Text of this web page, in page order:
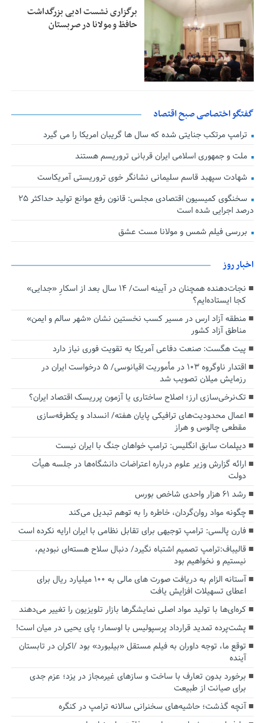
برگزاری نشست ادبی بزرگداشت
حافظ و مولانا در صربستان
گفتگو اختصاصی صبح اقتصاد
ترامپ مرتکب جنایتی شده که سال ها گریبان امریکا را می گیرد
ملت و جمهوری اسلامی ایران قربانی تروریسم هستند
شهادت سپهبد قاسم سلیمانی نشانگر خوی تروریستی آمریکاست
سخنگوی کمیسیون اقتصادی مجلس: قانون رفع موانع تولید حداکثر ۲۵
درصد اجرایی شده است
بررسی فیلم شمس و مولانا مست عشق
اخبار روز
نجات‌دهنده‌ همچنان در آیینه است/ ۱۴ سال بعد از اسکارِ «جدایی»
کجا ایستاده‌ایم؟
منطقه آزاد ارس در مسیر کسب نخستین نشان «شهر سالم و ایمن»
مناطق آزاد کشور
پیت هگست: صنعت دفاعی آمریکا به تقویت فوری نیاز دارد
اقتدار ناوگروه ۱۰۳ در مأموریت‌ اقیانوسی/ ۵ درخواست ایران در
رزمایش میلان تصویب شد
تک‌نرخی‌سازی ارز؛ اصلاح ساختاری یا آزمون پرریسک اقتصاد ایران؟
اعمال محدودیت‌های ترافیکی پایان هفته/ انسداد و یکطرفه‌سازی
مقطعی چالوس و هراز
دیپلمات سابق انگلیس:‌ ترامپ خواهان جنگ با ایران نیست
ارائه گزارش وزیر علوم درباره اعتراضات دانشگاه‌ها در جلسه هیأت
دولت
رشد ۶۱ هزار واحدی شاخص بورس
چگونه مواد روان‌گردان، خاطره را به توهم تبدیل می‌کند
فارن پالسی: ترامپ توجیهی برای تقابل نظامی با ایران ارایه نکرده است
قالیباف:ترامپ تصمیم اشتباه نگیرد/ دنبال سلاح هسته‌ای نبودیم،
نیستیم و نخواهیم بود
آستانه الزام به دریافت صورت های مالی به ۱۰۰ میلیارد ریال برای
اعطای تسهیلات افزایش یافت
کره‌ای‌ها با تولید مواد اصلی نمایشگرها بازار تلویزیون را تغییر می‌دهند
پشت‌پرده تمدید قرارداد پرسپولیس با اوسمار؛ پای یحیی در میان است!
توقع ما، توجه داوران به فیلم مستقل «بیلبورد» بود /اکران در تابستان
آینده
برخورد بدون تعارف با ساخت‌ و سازهای غیرمجاز در یزد؛ عزم جدی
برای صیانت از طبیعت
آنچه گذشت؛ حاشیه‌های سخنرانی سالانه ترامپ در کنگره